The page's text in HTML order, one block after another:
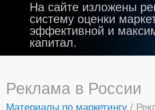
На сайте изложены
систему оценки
эффективной и
капитал.
Реклама в России
Материалы по маркетингу /